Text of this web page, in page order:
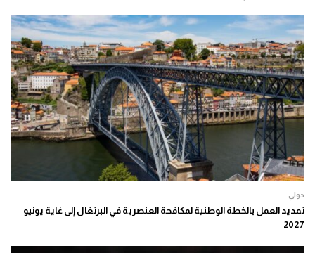
دولي
تمديد العمل بالخطة الوطنية لمكافحة العنصرية في البرتغال إلى غاية يونيو
2027